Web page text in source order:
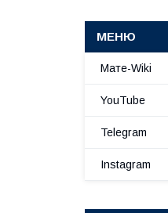
Мате-Wiki
YouTube
Telegram
Instagram